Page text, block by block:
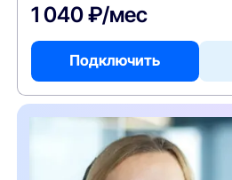
1 040 ₽/мес
Подключить